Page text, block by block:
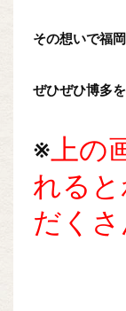
その想いで福
ぜひぜひ博多
※ 上の
れる
だくさ